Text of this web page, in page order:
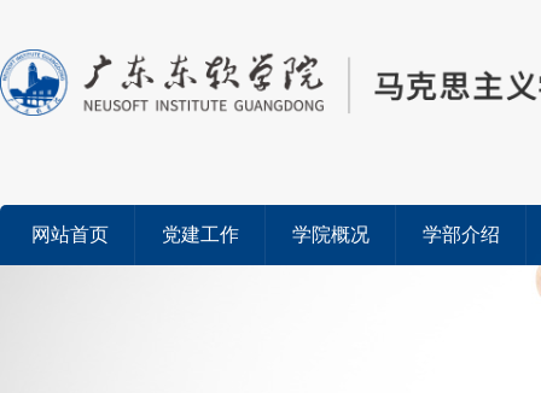
网站首页 党建工作 学院概况 学部介绍